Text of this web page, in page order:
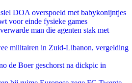
DOA overspoeld met babykonijntjes
voor einde fysieke games
man die agenten stak met
militairen in Zuid-Libanon, vergelding
de Boer geschorst na dickpic in